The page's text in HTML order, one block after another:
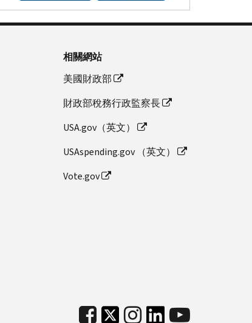
相關網站
美國財政部
財政部稅務行政監察長
USA.gov（英文）
USAspending.gov （英文）
Vote.gov